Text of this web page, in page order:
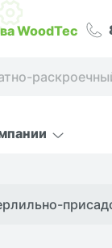
WoodTec